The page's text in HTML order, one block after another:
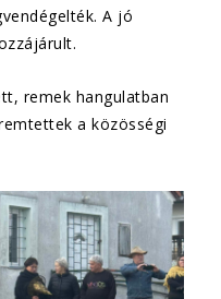
A jó
remek hangulatban
a közösségi